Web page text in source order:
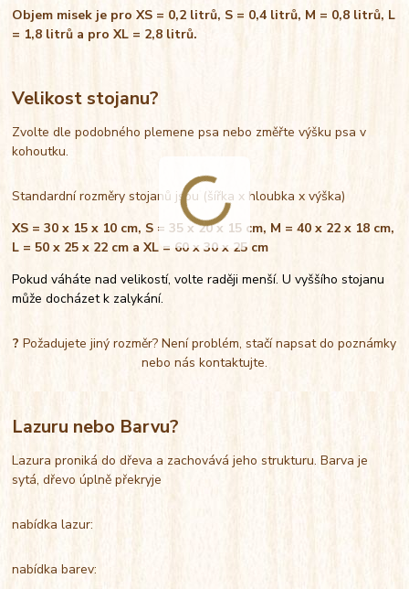
Objem misek je pro XS = 0,2 litrů, S = 0,4 litrů, M = 0,8 litrů, L
= 1,8 litrů a pro XL = 2,8 litrů.
Velikost stojanu?
Zvolte dle podobného plemene psa nebo změřte výšku psa v
kohoutku.
Standardní rozměry stojanů jsou (šířka x hloubka x výška)
XS = 30 x 15 x 10 cm, S = 35 x 20 x 15 cm, M = 40 x 22 x 18 cm,
L = 50 x 25 x 22 cm a XL = 60 x 30 x 25 cm
Pokud váháte nad velikostí, volte raději menší. U vyššího stojanu
může docházet k zalykání.
? Požadujete jiný rozměr? Není problém, stačí napsat do poznámky
nebo nás kontaktujte.
Lazuru nebo Barvu?
Lazura proniká do dřeva a zachovává jeho strukturu. Barva je
sytá, dřevo úplně překryje
nabídka lazur:
nabídka barev: